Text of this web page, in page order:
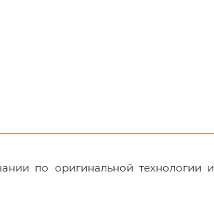
по оригинальной технологии и